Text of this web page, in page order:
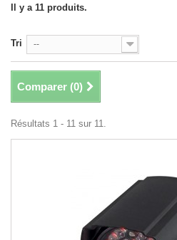
Il y a 11 produits.
Tri --
Comparer (0)
Résultats 1 - 11 sur 11.